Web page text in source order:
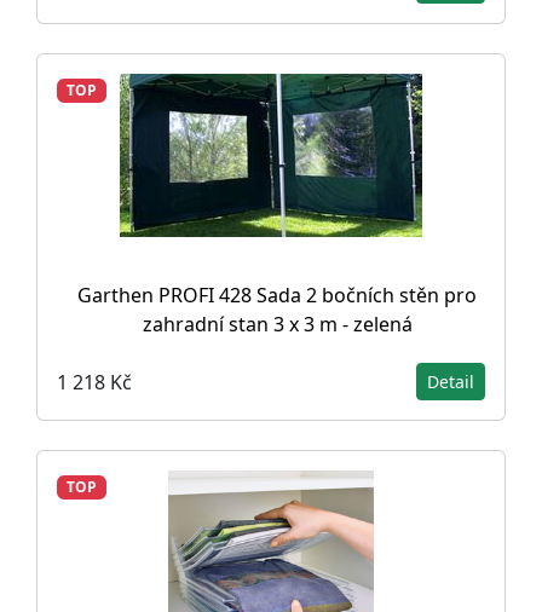
TOP
Garthen PROFI 428 Sada 2 bočních stěn pro
zahradní stan 3 x 3 m - zelená
1 218 Kč Detail
TOP